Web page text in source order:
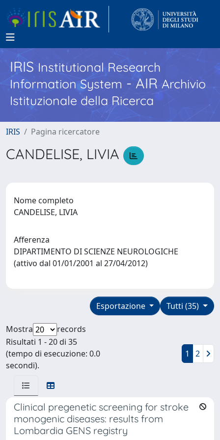
IRISInstitutional Research
Information System - AIR Archivio
Istituzionale della Ricerca
IRIS Pagina ricercatore
CANDELISE, LIVIA
Nome completo
CANDELISE, LIVIA
Afferenza
DIPARTIMENTO DI SCIENZE NEUROLOGICHE
(attivo dal 01/01/2001 al 27/04/2012)
Tutti (35)
Esportazione
Mostra
records
Risultati 1 - 20 di 35
(tempo di esecuzione: 0.0
secondi).
1 2
Clinical pregenetic screening for stroke
monogenic diseases: results from
Lombardia GENS registry